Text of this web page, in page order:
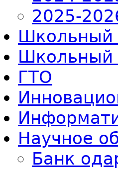
2025-
Школьный
Школьный
ГТО
Научное
Банк